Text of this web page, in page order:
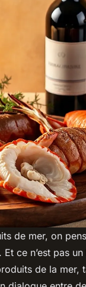
de mer, on
ce n’est pas
de la mer,